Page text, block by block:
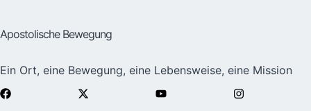
Apostolische Bewegung
Ein Ort, eine Bewegung, eine Lebensweise, eine Mission